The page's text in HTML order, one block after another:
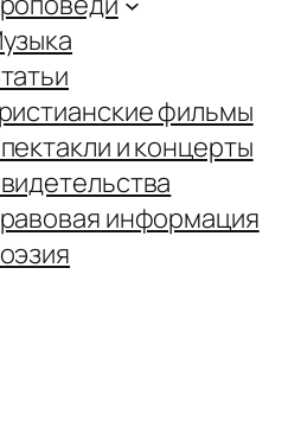
фильмы
и концерты
информация